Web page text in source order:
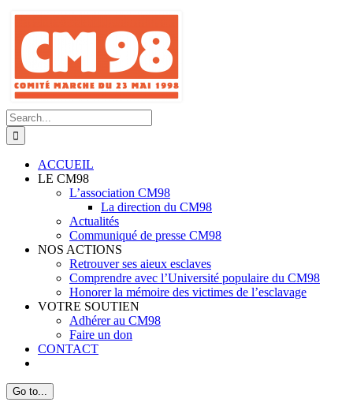
Skip
content
Search
for:
ACCUEIL
LE CM98
L’association CM98
La direction du CM98
Actualités
Communiqué de presse CM98
NOS ACTIONS
Retrouver ses aieux esclaves
Comprendre avec l’Université populaire du CM98
Honorer la mémoire des victimes de l’esclavage
VOTRE SOUTIEN
Adhérer au CM98
Faire un don
CONTACT
Go to...